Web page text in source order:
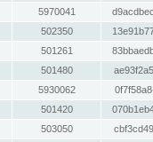
5970041
502350
501261
501480
5930062
501420
503050